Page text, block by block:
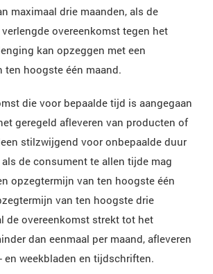
maximaal drie maanden, als de
overeenkomst tegen het
kan opzeggen met een
ten hoogste één maand.
die voor bepaalde tijd is aangegaan
geregeld afleveren van producten of
stilzwijgend voor onbepaalde duur
de consument te allen tijde mag
opzegtermijn van ten hoogste één
van ten hoogste drie
de overeenkomst strekt tot het
dan eenmaal per maand, afleveren
en weekbladen en tijdschriften.